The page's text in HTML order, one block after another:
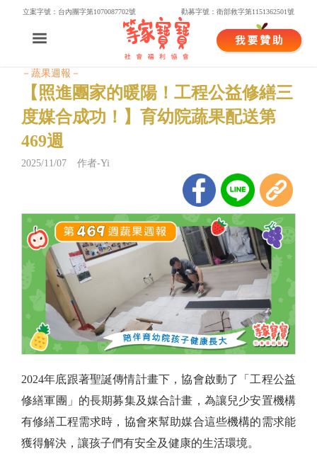
立案字號：台內團字第1070087702號 勸募字號：衛部救字第1151362501號
－蔬果週報－
【照進團家的暖陽！工程公益修繕三
度媒合成功！】育幼院蔬果配送第
469週
2025/11/07 作者-Yi
2024年底跟著聖誕傳情計畫下，協會啟動了「工程公益
修繕軍團」的長期募集及媒合計畫，為讓兒少安置機構
有修繕工程需求時，協會來幫助媒合這些機構的需求能
獲得解決，讓孩子們有安全及健康的生活環境。